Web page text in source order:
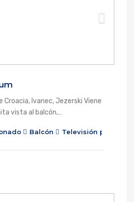
Croacia, Ivanec, Jezerski Viene
vista al balcón,…
Balcón Televisión por cable